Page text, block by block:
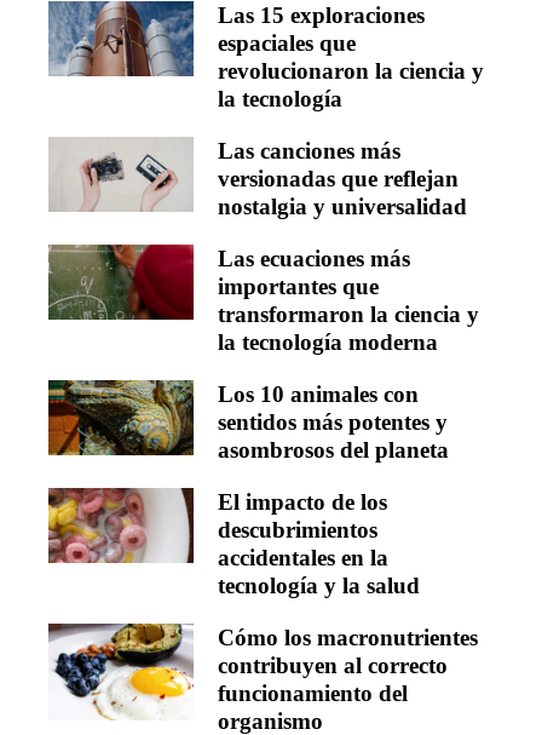
Las 15 exploraciones
espaciales que
revolucionaron la ciencia y
la tecnología
Las canciones más
versionadas que reflejan
nostalgia y universalidad
Las ecuaciones más
importantes que
transformaron la ciencia y
la tecnología moderna
Los 10 animales con
sentidos más potentes y
asombrosos del planeta
El impacto de los
descubrimientos
accidentales en la
tecnología y la salud
Cómo los macronutrientes
contribuyen al correcto
funcionamiento del
organismo